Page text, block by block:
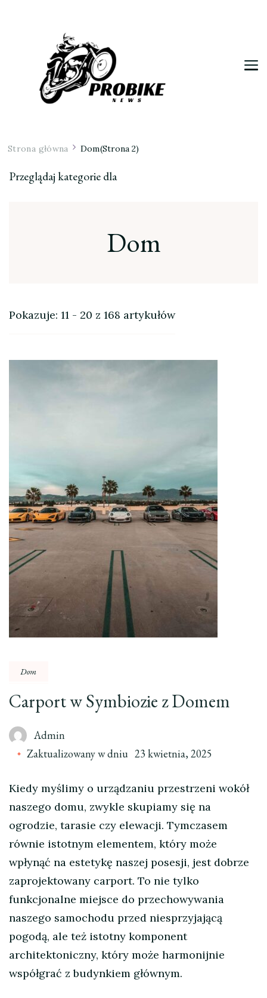
Strona główna Dom(Strona 2)
Przeglądaj kategorie dla
Dom
Pokazuje: 11 - 20 z 168 artykułów
Dom
Carport w Symbiozie z Domem
Admin
Zaktualizowany w dniu 23 kwietnia, 2025
Kiedy myślimy o urządzaniu przestrzeni wokół
naszego domu, zwykle skupiamy się na
ogrodzie, tarasie czy elewacji. Tymczasem
równie istotnym elementem, który może
wpłynąć na estetykę naszej posesji, jest dobrze
zaprojektowany carport. To nie tylko
funkcjonalne miejsce do przechowywania
naszego samochodu przed niesprzyjającą
pogodą, ale też istotny komponent
architektoniczny, który może harmonijnie
współgrać z budynkiem głównym.